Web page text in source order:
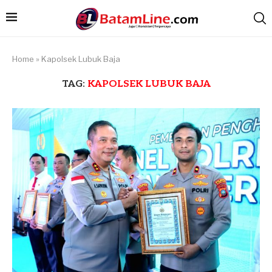
Home » Kapolsek Lubuk Baja
TAG: KAPOLSEK LUBUK BAJA